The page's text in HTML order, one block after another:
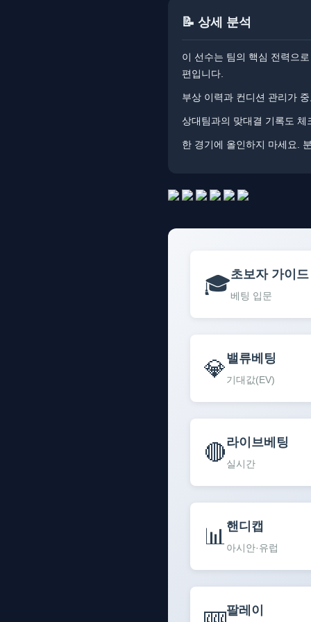
📝 상세 분석
이 선수는 팀의 핵심 전력으
편입니다.
부상 이력과 컨디션 관리가
상대팀과의 맞대결 기록도
한 경기에 올인하지 마세요.
🎓초보자 가이드
베팅 입문
💎밸류베팅
기대값(EV)
🔴라이브베팅
실시간
📊 핸디캡
아시안·유럽
팔레이